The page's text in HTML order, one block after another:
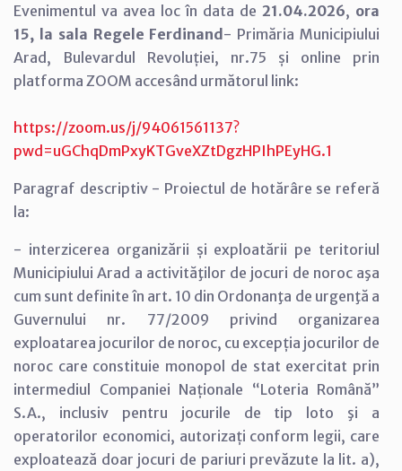
Evenimentul va avea loc în data de 21.04.2026, ora
15, la sala Regele Ferdinand- Primăria Municipiului
Arad, Bulevardul Revoluției, nr.75 și online prin
platforma ZOOM accesând următorul link:
https://zoom.us/j/94061561137?
pwd=uGChqDmPxyKTGveXZtDgzHPIhPEyHG.1
Paragraf descriptiv - Proiectul de hotărâre se referă
la:
- interzicerea organizării și exploatării pe teritoriul
Municipiului Arad a activităţilor de jocuri de noroc aşa
cum sunt definite în art. 10 din Ordonanţa de urgenţă a
Guvernului nr. 77/2009 privind organizarea
exploatarea jocurilor de noroc, cu excepția jocurilor de
noroc care constituie monopol de stat exercitat prin
intermediul Companiei Naționale “Loteria Română”
S.A., inclusiv pentru jocurile de tip loto şi a
operatorilor economici, autorizați conform legii, care
exploatează doar jocuri de pariuri prevăzute la lit. a),